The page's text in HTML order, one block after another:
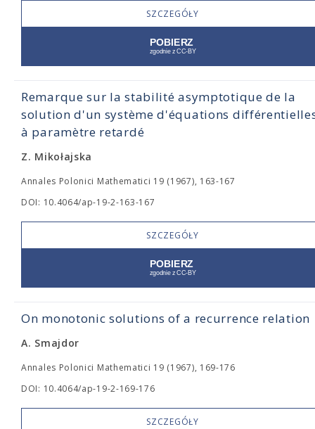
SZCZEGÓŁY
Remarque sur la stabilité asymptotique de la
solution d'un système d'équations
à paramètre retardé
Z. Mikołajska
Annales Polonici Mathematici 19 (1967), 163-167
DOI: 10.4064/ap-19-2-163-167
SZCZEGÓŁY
On monotonic solutions of a recurrence relation
A. Smajdor
Annales Polonici Mathematici 19 (1967), 169-176
DOI: 10.4064/ap-19-2-169-176
SZCZEGÓŁY